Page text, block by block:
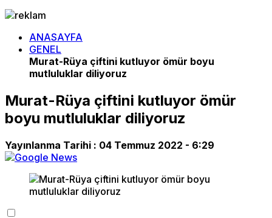
ANASAYFA
GENEL
Murat-Rüya çiftini kutluyor ömür boyu
mutluluklar diliyoruz
Murat-Rüya çiftini kutluyor ömür
boyu mutluluklar diliyoruz
Yayınlanma Tarihi : 04 Temmuz 2022 - 6:29